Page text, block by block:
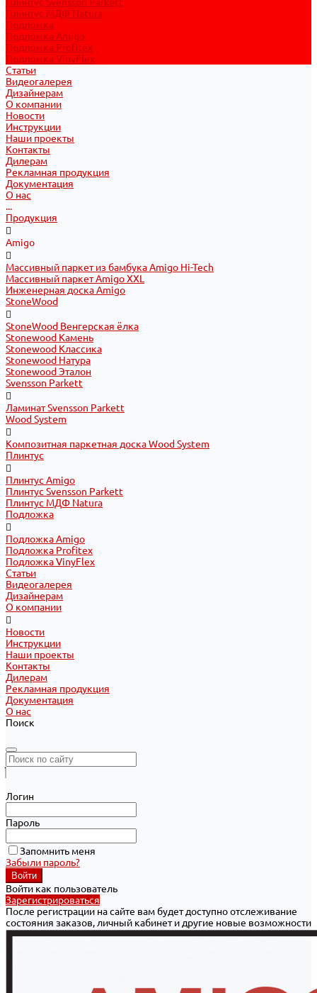
Плинтус МДФ Natura
Подложка
Подложка Amigo
Подложка Profitex
Подложка VinyFlex
Статьи
Видеогалерея
Дизайнерам
О компании
Новости
Инструкции
Наши проекты
Контакты
Дилерам
Рекламная продукция
Документация
О нас
...
Продукция
Amigo
Массивный паркет из бамбука Amigo Hi-Tech
Массивный паркет Amigo XXL
Инженерная доска Amigo
StoneWood
StoneWood Венгерская ёлка
Stonewood Камень
Stonewood Классика
Stonewood Натура
Stonewood Эталон
Svensson Parkett
Ламинат Svensson Parkett
Wood System
Композитная паркетная доска Wood System
Плинтус
Плинтус Amigo
Плинтус Svensson Parkett
Плинтус МДФ Natura
Подложка
Подложка Amigo
Подложка Profitex
Подложка VinyFlex
Статьи
Видеогалерея
Дизайнерам
О компании
Новости
Инструкции
Наши проекты
Контакты
Дилерам
Рекламная продукция
Документация
О нас
Поиск
Логин
Пароль
Запомнить меня
Забыли пароль?
Войти как пользователь
Зарегистрироваться
После регистрации на сайте вам будет доступно отслеживание
состояния заказов, личный кабинет и другие новые возможности